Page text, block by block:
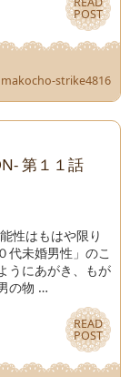
POST
POST
makocho-strike4816
第１１話
性はもはや限り
代未婚男性」のこ
うにあがき、もが
の物 …
READ
POST
READ
POST